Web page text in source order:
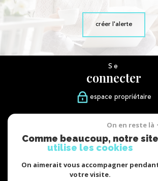
créer l'alerte
Se
connecter
espace propriétaire
suivre
Nous
On en reste là
Comme beaucoup, notre site
utilise les cookies
On aimerait vous accompagner
votre visite.